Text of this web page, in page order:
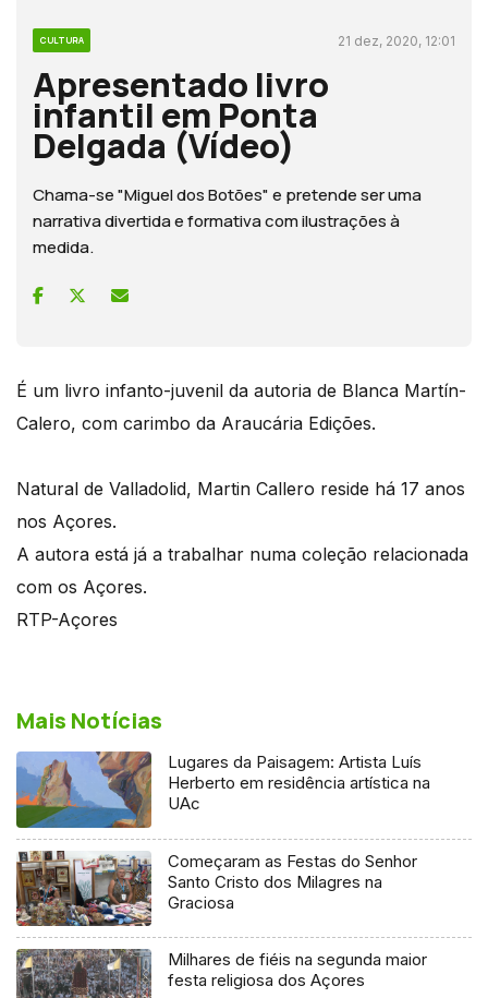
CULTURA 21 dez, 2020, 12:01
Apresentado livro
infantil em Ponta
Delgada (Vídeo)
Chama-se "Miguel dos Botões" e pretende ser uma
narrativa divertida e formativa com ilustrações à
medida.
É um livro infanto-juvenil da autoria de Blanca Martín-
Calero, com carimbo da Araucária Edições.
Natural de Valladolid, Martin Callero reside há 17 anos
nos Açores.
A autora está já a trabalhar numa coleção relacionada
com os Açores.
RTP-Açores
Mais Notícias
Lugares da Paisagem: Artista Luís
Herberto em residência artística na
UAc
Começaram as Festas do Senhor
Santo Cristo dos Milagres na
Graciosa
Milhares de fiéis na segunda maior
festa religiosa dos Açores